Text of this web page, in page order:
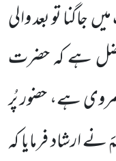
جاگنا تو بعد والی
ہے کہ حضرت
ہے، حضور پُر
نے ارشاد فرمایا کہ